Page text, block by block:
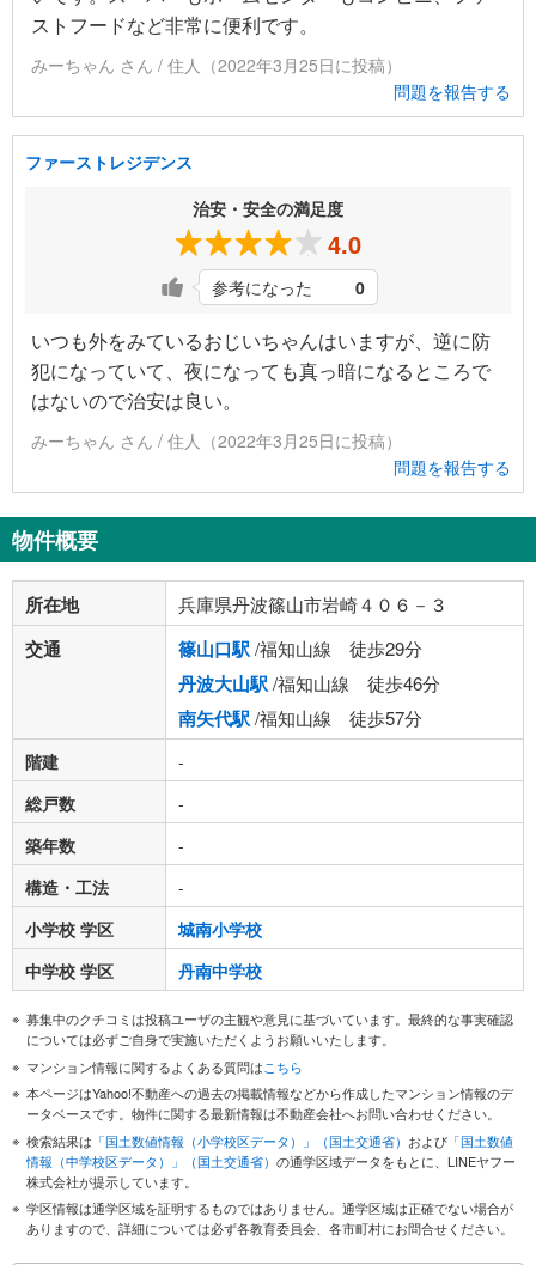
ストフードなど非常に便利です。
みーちゃん さん / 住人（2022年3月25日に投稿）
問題を報告する
ファーストレジデンス
治安・安全の満足度
4.0
参考になった 0
いつも外をみているおじいちゃんはいますが、逆に防
犯になっていて、夜になっても真っ暗になるところで
はないので治安は良い。
みーちゃん さん / 住人（2022年3月25日に投稿）
問題を報告する
物件概要
所在地 兵庫県丹波篠山市岩崎４０６－３
交通 篠山口駅/福知山線 徒歩29分
丹波大山駅/福知山線 徒歩46分
南矢代駅/福知山線 徒歩57分
階建
-
総戸数
-
築年数
-
構造・工法
-
小学校 学区
城南小学校
中学校 学区
丹南中学校
募集中のクチコミは投稿ユーザの主観や意見に基づいています。最終的な事実確認
については必ずご自身で実施いただくようお願いいたします。
マンション情報に関するよくある質問はこちら
本ページはYahoo!不動産への過去の掲載情報などから作成したマンション情報のデ
ータベースです。物件に関する最新情報は不動産会社へお問い合わせください。
検索結果は 「国土数値情報（小学校区データ）」（国土交通省） および 「国土数値
情報（中学校区データ）」（国土交通省） の通学区域データをもとに、LINEヤフー
株式会社が提示しています。
学区情報は通学区域を証明するものではありません。通学区域は正確でない場合が
ありますので、詳細については必ず各教育委員会、各市町村にお問合せください。